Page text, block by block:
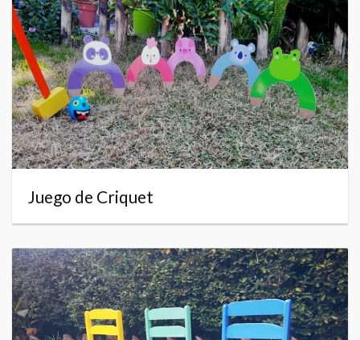
Juego de Criquet